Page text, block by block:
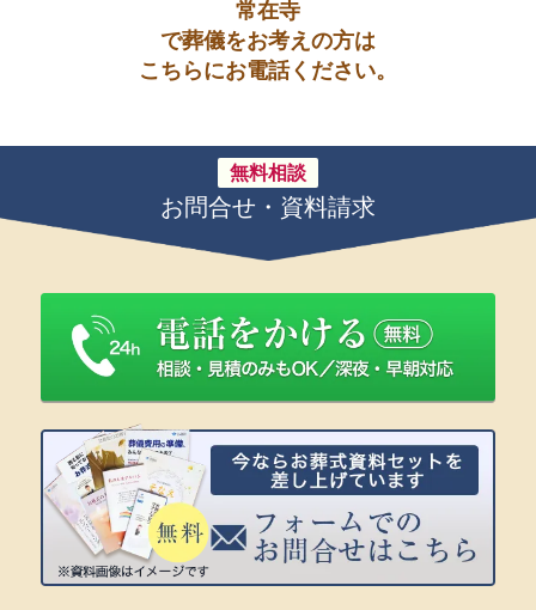
常在寺
で葬儀をお考えの方は
こちらにお電話ください。
無料相談
お問合せ・資料請求